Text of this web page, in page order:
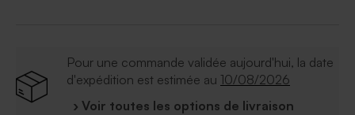
Pour une commande validée aujourd'hui, la date
d'expédition est estimée au 10/08/2026
› Voir toutes les options de livraison